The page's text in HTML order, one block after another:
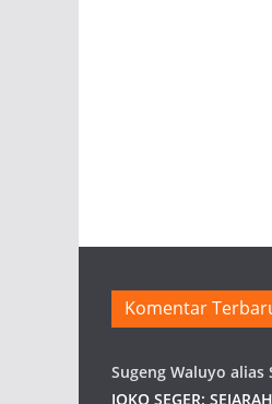
Komentar
Sugeng Waluyo alias
JOKO SEGER: